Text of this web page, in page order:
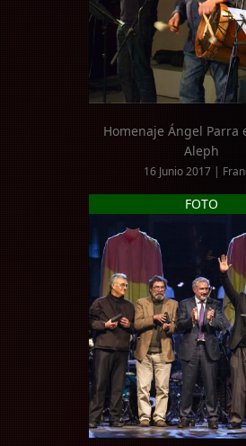
Homenaje Ángel Parra
Aleph
16 Junio 2017 |
FOTO